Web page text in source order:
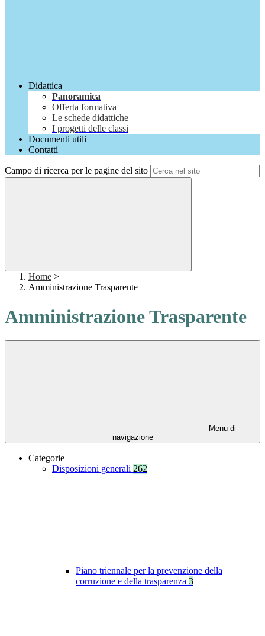
Didattica
Panoramica
Offerta formativa
Le schede didattiche
I progetti delle classi
Documenti utili
Contatti
Campo di ricerca per le pagine del sito
Home >
Amministrazione Trasparente
Amministrazione Trasparente
Menu di
navigazione
Categorie
Disposizioni generali 262
Piano triennale per la prevenzione della
corruzione e della trasparenza 3